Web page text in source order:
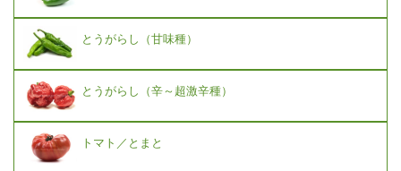
とうがらし（甘味種）
とうがらし（辛～超激辛種）
トマト／とまと